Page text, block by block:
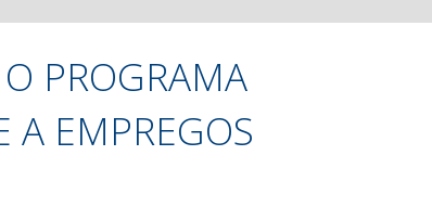
PROGRAMA
A EMPREGOS